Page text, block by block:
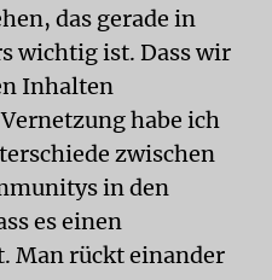
das gerade in
wichtig ist. Dass wir
Inhalten
habe ich
zwischen
in den
es einen
Man rückt einander